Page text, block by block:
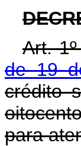
Art.
de 19
crédito
para